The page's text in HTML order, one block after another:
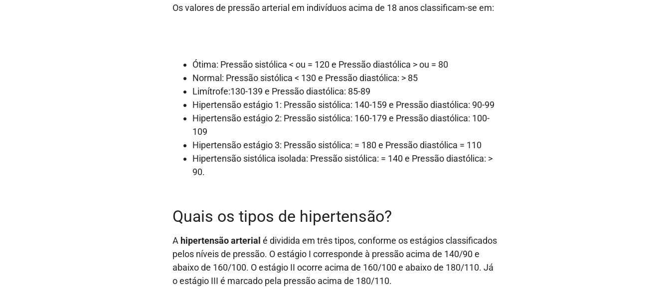
Os valores de pressão arterial em indivíduos acima de 18 anos classificam-se em:
Ótima: Pressão sistólica < ou = 120 e Pressão diastólica > ou = 80
Normal: Pressão sistólica < 130 e Pressão diastólica: > 85
Limítrofe:130-139 e Pressão diastólica: 85-89
Hipertensão estágio 1: Pressão sistólica: 140-159 e Pressão diastólica: 90-99
Hipertensão estágio 2: Pressão sistólica: 160-179 e Pressão diastólica: 100-
109
Hipertensão estágio 3: Pressão sistólica: = 180 e Pressão diastólica = 110
Hipertensão sistólica isolada: Pressão sistólica: = 140 e Pressão diastólica: >
90.
Quais os tipos de hipertensão?
A hipertensão arterial é dividida em três tipos, conforme os estágios classificados
pelos níveis de pressão. O estágio I corresponde à pressão acima de 140/90 e
abaixo de 160/100. O estágio II ocorre acima de 160/100 e abaixo de 180/110. Já
o estágio III é marcado pela pressão acima de 180/110.